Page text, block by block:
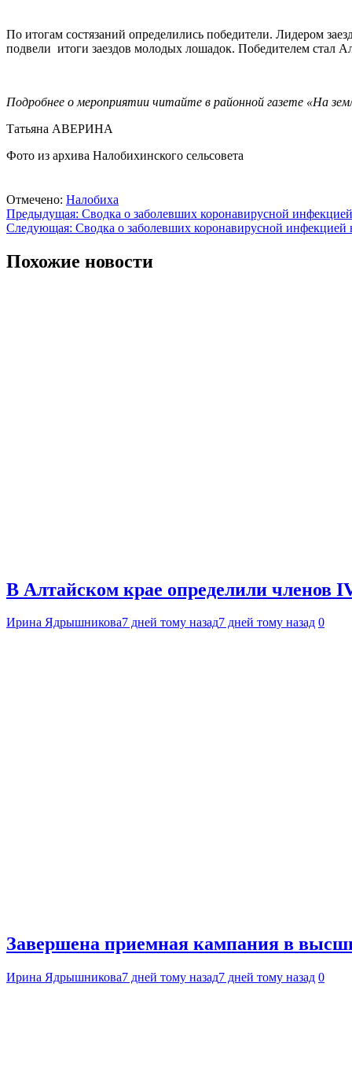
По итогам состязаний определились победители. Лидером
подвели итоги заездов молодых лошадок. Победителем стал
Подробнее о мероприятии читайте в районной газете «На
Татьяна АВЕРИНА
Фото из архива Налобихинского сельсовета
Отмечено: Налобиха
Навигация
по
записям
Предыдущая: Сводка о заболевших коронавирусной
Следующая: Сводка о заболевших коронавирусной инфекцией
Похожие новости
В Алтайском крае определили членов
Ирина Ядрышникова7 дней тому назад7 дней тому назад 0
Завершена приемная кампания в
Ирина Ядрышникова7 дней тому назад7 дней тому назад 0